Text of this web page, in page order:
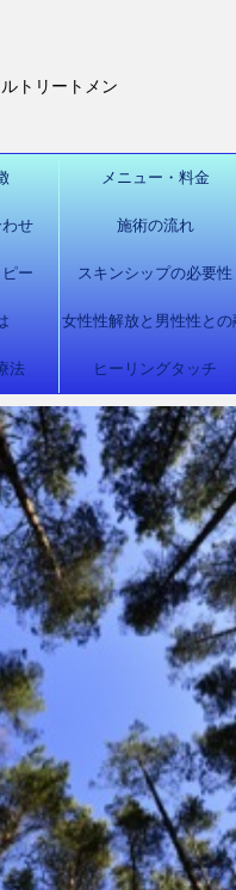
トリートメン
メニュー・料金
せ 施術の流れ
ー スキンシップの必要性
女性性解放と男性性との
合
法 ヒーリングタッチ